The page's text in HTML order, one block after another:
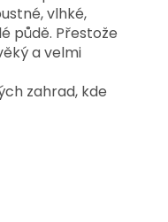
vlhké,
půdě. Přestože
a velmi
zahrad, kde